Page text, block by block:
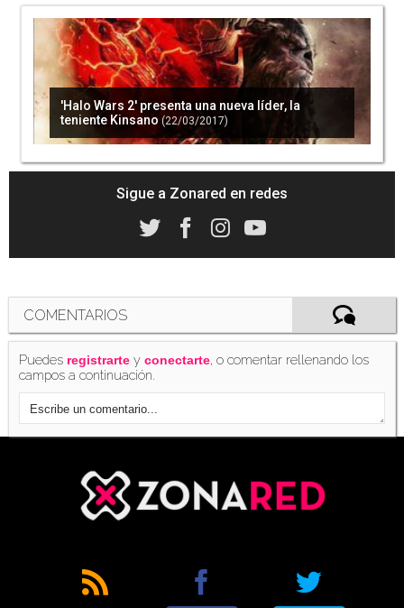
'Halo Wars 2' presenta una nueva líder, la
teniente Kinsano (22/03/2017)
Sigue a Zonared en redes
COMENTARIOS
Puedes registrarte yconectarte, o comentar rellenando los
campos a continuación.